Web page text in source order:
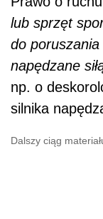
lub sprzęt
do
napędzane
np. o
silnika
Dalszy ciąg